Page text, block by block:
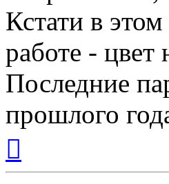
Кстати в
работе - цвет
Последние
прошлого
началу